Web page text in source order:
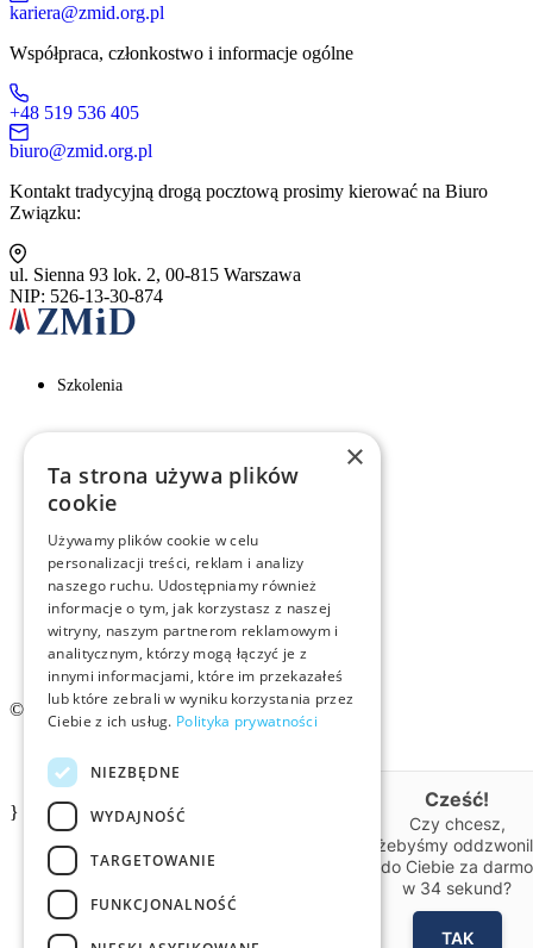
kariera@zmid.org.pl
Współpraca, członkostwo i informacje ogólne
+48 519 536 405
biuro@zmid.org.pl
Kontakt tradycyjną drogą pocztową prosimy kierować na Biuro
Związku:
ul. Sienna 93 lok. 2, 00-815 Warszawa
NIP: 526-13-30-874
Szkolenia
Rekrutacja
Examino
Członkostwo
Kontakt
Logo ZMID
© 2026 ZMiD.org.pl
Polityka prywatności ZMID
}
×
Ta strona używa plików
cookie
Używamy plików cookie w celu
personalizacji treści, reklam i analizy
naszego ruchu. Udostępniamy również
informacje o tym, jak korzystasz z naszej
witryny, naszym partnerom reklamowym i
analitycznym, którzy mogą łączyć je z
innymi informacjami, które im przekazałeś
lub które zebrali w wyniku korzystania przez
Ciebie z ich usług. Polityka prywatności
NIEZBĘDNE
WYDAJNOŚĆ
TARGETOWANIE
FUNKCJONALNOŚĆ
Cześć!
Czy chcesz,
żebyśmy
do Ciebie za darmo
w 34 sekund?
TAK